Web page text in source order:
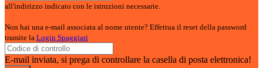
all'indirizzo indicato con le istruzioni necessarie.
Non hai una e-mail associata al nome utente? Effettua il reset della password
tramite la Login Spaggiari
E-mail inviata, si prega di controllare la casella di posta elettronica!